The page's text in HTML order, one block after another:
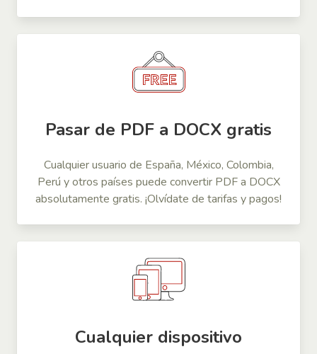
Pasar de PDF a DOCX gratis
Cualquier usuario de España, México, Colombia,
Perú y otros países puede convertir PDF a DOCX
absolutamente gratis. ¡Olvídate de tarifas y pagos!
Cualquier dispositivo